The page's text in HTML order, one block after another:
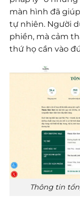
màn hình đã
tự nhiên. Người
phiền, mà cảm
thứ họ cần vào
Thông tin